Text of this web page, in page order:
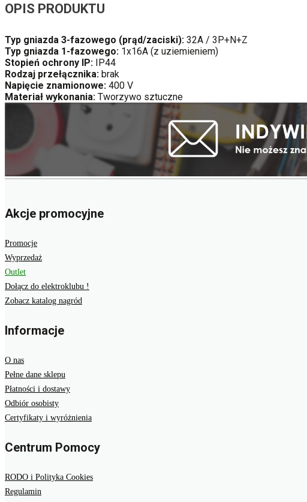
OPIS PRODUKTU
Typ gniazda 3-fazowego (prąd/zaciski): 32A / 3P+N+Z
Typ gniazda 1-fazowego: 1x16A (z uziemieniem)
Stopień ochrony IP: IP44
Rodzaj przełącznika: brak
Napięcie znamionowe: 400 V
Materiał wykonania: Tworzywo sztuczne
Akcje promocyjne
Promocje
Wyprzedaż
Outlet
Dołącz do elektroklubu !
Zobacz katalog nagród
Informacje
O nas
Pełne dane sklepu
Płatności i dostawy
Odbiór osobisty
Certyfikaty i wyróżnienia
Centrum Pomocy
RODO i Polityka Cookies
Regulamin